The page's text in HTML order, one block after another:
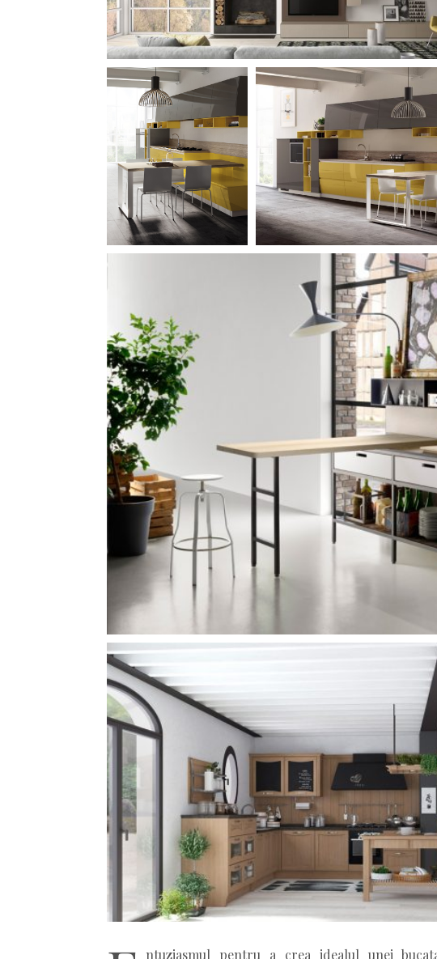
ntuziasmul pentru a crea idealul unei